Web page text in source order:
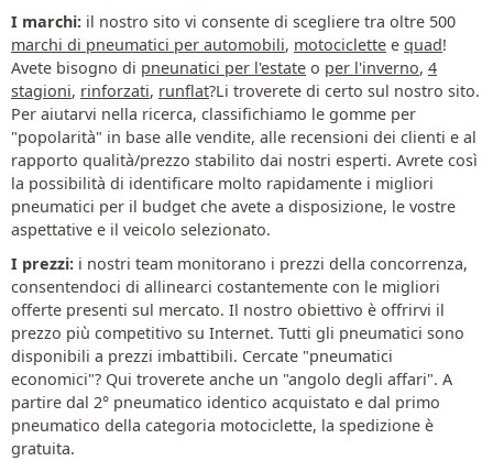
I marchi: il nostro sito vi consente di scegliere tra oltre 500
marchi di pneumatici per automobili, motociclette e quad!
Avete bisogno di pneunatici per l'estate o per l'inverno, 4
stagioni, rinforzati, runflat?Li troverete di certo sul nostro sito.
Per aiutarvi nella ricerca, classifichiamo le gomme per
"popolarità" in base alle vendite, alle recensioni dei clienti e al
rapporto qualità/prezzo stabilito dai nostri esperti. Avrete così
la possibilità di identificare molto rapidamente i migliori
pneumatici per il budget che avete a disposizione, le vostre
aspettative e il veicolo selezionato.
I prezzi: i nostri team monitorano i prezzi della concorrenza,
consentendoci di allinearci costantemente con le migliori
offerte presenti sul mercato. Il nostro obiettivo è offrirvi il
prezzo più competitivo su Internet. Tutti gli pneumatici sono
disponibili a prezzi imbattibili. Cercate "pneumatici
economici"? Qui troverete anche un "angolo degli affari". A
partire dal 2° pneumatico identico acquistato e dal primo
pneumatico della categoria motociclette, la spedizione è
gratuita.